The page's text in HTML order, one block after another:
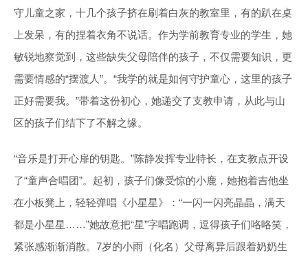
守儿童之家，十几个孩子挤在刷着白灰的教室里，有的趴在桌
上发呆，有的捏着衣角不说话。作为学前教育专业的学生，她
敏锐地察觉到，这些缺失父母陪伴的孩子，不仅需要知识，更
需要情感的“摆渡人”。“我学的就是如何守护童心，这里的孩子
正好需要我。”带着这份初心，她递交了支教申请，从此与山
区的孩子们结下了不解之缘。
“音乐是打开心扉的钥匙。”陈静发挥专业特长，在支教点开设
了“童声合唱团”。起初，孩子们像受惊的小鹿，她抱着吉他坐
在小板凳上，轻轻弹唱《小星星》：“一闪一闪亮晶晶，满天
都是小星星……”她故意把“星”字唱跑调，逗得孩子们咯咯笑，
紧张感渐渐消散。7岁的小雨（化名）父母离异后跟着奶奶生